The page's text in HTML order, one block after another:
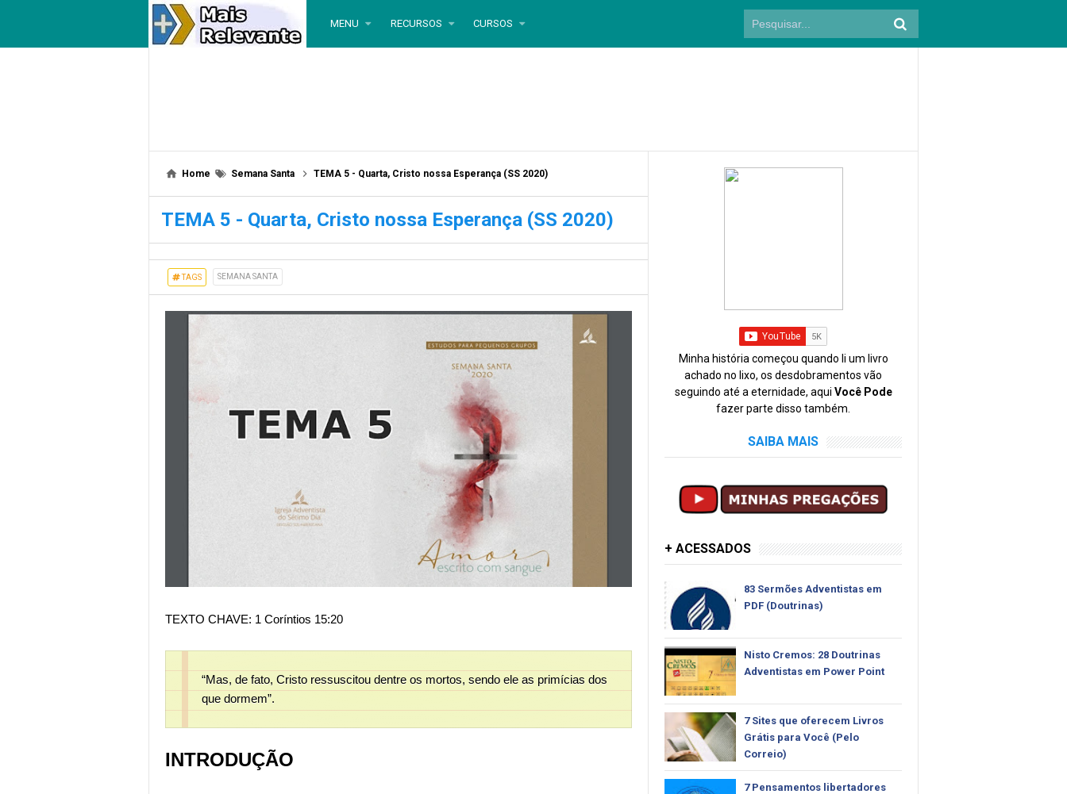
MENU RECURSOS CURSOS
Home Semana Santa TEMA 5 - Quarta, Cristo nossa Esperança (SS 2020)
TEMA 5 - Quarta, Cristo nossa Esperança (SS 2020)
TAGS SEMANA SANTA
TEXTO CHAVE: 1 Coríntios 15:20
“Mas, de fato, Cristo ressuscitou dentre os mortos, sendo ele as primícias dos
que dormem”.
INTRODUÇÃO
Minha história começou quando li um livro
achado no lixo, os desdobramentos vão
seguindo até a eternidade, aqui Você Pode
fazer parte disso também.
SAIBA MAIS
+ ACESSADOS
83 Sermões Adventistas em
PDF (Doutrinas)
Nisto Cremos: 28 Doutrinas
Adventistas em Power Point
7 Sites que oferecem Livros
Grátis para Você (Pelo
Correio)
7 Pensamentos libertadores